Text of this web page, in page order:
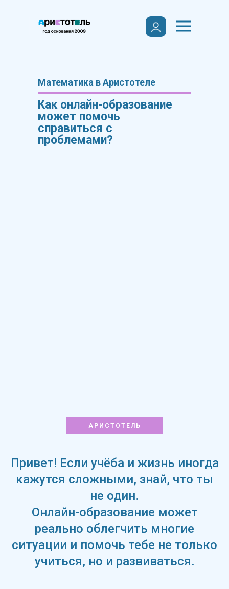
Как онлайн-образование
может помочь
справиться с
проблемами?
Математика в Аристотеле
АРИСТОТЕЛЬ
Привет! Если учёба и жизнь иногда
кажутся сложными, знай, что ты
не один.
Онлайн-образование может
реально облегчить многие
ситуации и помочь тебе не только
учиться, но и развиваться.